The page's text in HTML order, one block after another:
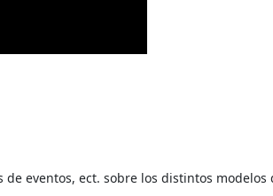
eventos, ect. sobre los distintos modelos